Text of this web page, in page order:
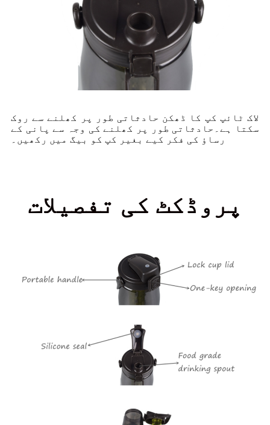
لاک ٹائپ کپ کا ڈھکن حادثاتی طور پر کھلنے سے روک
سکتا ہے۔حادثاتی طور پر کھلنے کی وجہ سے پانی کے
رساؤ کی فکر کیے بغیر کپ کو بیگ میں رکھیں۔
پروڈکٹ کی تفصیلات